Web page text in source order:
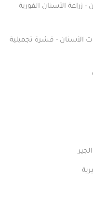
زراعة الأسنان الفورية
الأسنان - قشرة تجميلية